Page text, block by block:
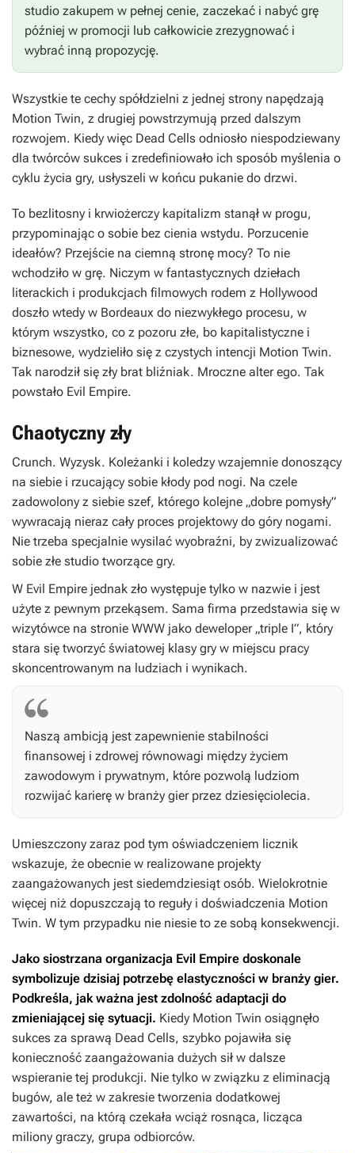
studio zakupem w pełnej cenie, zaczekać i nabyć grę
później w promocji lub całkowicie zrezygnować i
wybrać inną propozycję.
Wszystkie te cechy spółdzielni z jednej strony napędzają
Motion Twin, z drugiej powstrzymują przed dalszym
rozwojem. Kiedy więc Dead Cells odniosło niespodziewany
dla twórców sukces i zredefiniowało ich sposób myślenia o
cyklu życia gry, usłyszeli w końcu pukanie do drzwi.
To bezlitosny i krwiożerczy kapitalizm stanął w progu,
przypominając o sobie bez cienia wstydu. Porzucenie
ideałów? Przejście na ciemną stronę mocy? To nie
wchodziło w grę. Niczym w fantastycznych dziełach
literackich i produkcjach filmowych rodem z Hollywood
doszło wtedy w Bordeaux do niezwykłego procesu, w
którym wszystko, co z pozoru złe, bo kapitalistyczne i
biznesowe, wydzieliło się z czystych intencji Motion Twin.
Tak narodził się zły brat bliźniak. Mroczne alter ego. Tak
powstało Evil Empire.
Chaotyczny zły
Crunch. Wyzysk. Koleżanki i koledzy wzajemnie donoszący
na siebie i rzucający sobie kłody pod nogi. Na czele
zadowolony z siebie szef, którego kolejne „dobre pomysły”
wywracają nieraz cały proces projektowy do góry nogami.
Nie trzeba specjalnie wysilać wyobraźni, by zwizualizować
sobie złe studio tworzące gry.
W Evil Empire jednak zło występuje tylko w nazwie i jest
użyte z pewnym przekąsem. Sama firma przedstawia się w
wizytówce na stronie WWW jako deweloper „triple I”, który
stara się tworzyć światowej klasy gry w miejscu pracy
skoncentrowanym na ludziach i wynikach.
Naszą ambicją jest zapewnienie stabilności
finansowej i zdrowej równowagi między życiem
zawodowym i prywatnym, które pozwolą ludziom
rozwijać karierę w branży gier przez dziesięciolecia.
Umieszczony zaraz pod tym oświadczeniem licznik
wskazuje, że obecnie w realizowane projekty
zaangażowanych jest siedemdziesiąt osób. Wielokrotnie
więcej niż dopuszczają to reguły i doświadczenia Motion
Twin. W tym przypadku nie niesie to ze sobą konsekwencji.
Jako siostrzana organizacja Evil Empire doskonale
symbolizuje dzisiaj potrzebę elastyczności w branży gier.
Podkreśla, jak ważna jest zdolność adaptacji do
zmieniającej się sytuacji. Kiedy Motion Twin osiągnęło
sukces za sprawą Dead Cells, szybko pojawiła się
konieczność zaangażowania dużych sił w dalsze
wspieranie tej produkcji. Nie tylko w związku z eliminacją
bugów, ale też w zakresie tworzenia dodatkowej
zawartości, na którą czekała wciąż rosnąca, licząca
miliony graczy, grupa odbiorców.